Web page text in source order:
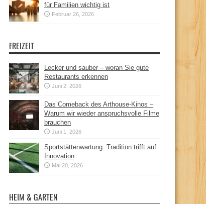
für Familien wichtig ist
Februar 26, 2026
FREIZEIT
Lecker und sauber – woran Sie gute
Restaurants erkennen
Juni 2, 2026
Das Comeback des Arthouse-Kinos –
Warum wir wieder anspruchsvolle Filme
brauchen
Juni 1, 2026
Sportstättenwartung: Tradition trifft auf
Innovation
Mai 20, 2026
HEIM & GARTEN